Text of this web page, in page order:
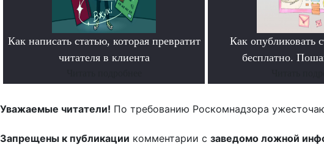
Как написать статью, которая превратит
читателя в клиента
Как опубликовать
бесплатно.
Уважаемые читатели! По требованию Роскомнадзора
Запрещены к публикации комментарии с заведомо ложной